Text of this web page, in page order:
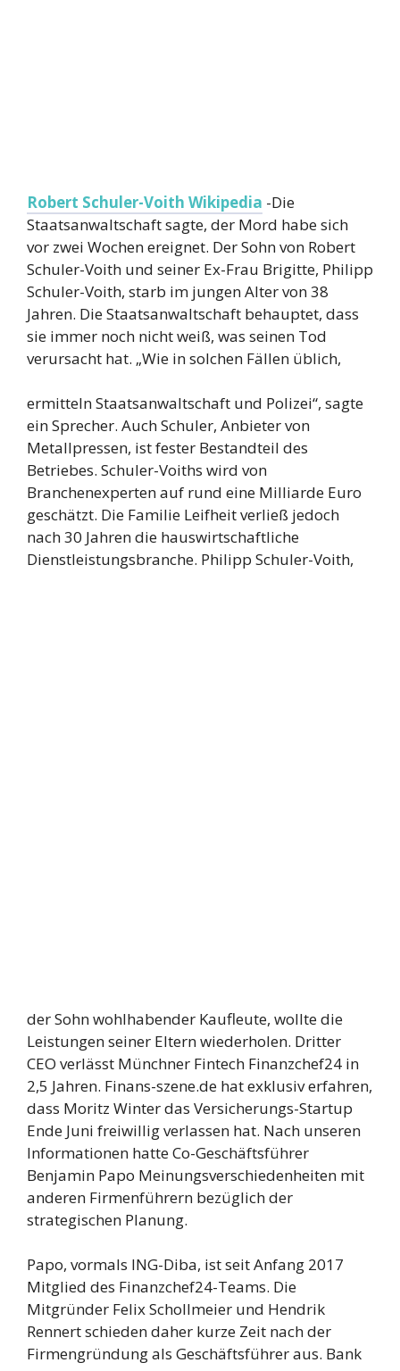
Robert Schuler-Voith Wikipedia -Die
Staatsanwaltschaft sagte, der Mord habe sich
vor zwei Wochen ereignet. Der Sohn von Robert
Schuler-Voith und seiner Ex-Frau Brigitte, Philipp
Schuler-Voith, starb im jungen Alter von 38
Jahren. Die Staatsanwaltschaft behauptet, dass
sie immer noch nicht weiß, was seinen Tod
verursacht hat. „Wie in solchen Fällen üblich,
ermitteln Staatsanwaltschaft und Polizei“, sagte
ein Sprecher. Auch Schuler, Anbieter von
Metallpressen, ist fester Bestandteil des
Betriebes. Schuler-Voiths wird von
Branchenexperten auf rund eine Milliarde Euro
geschätzt. Die Familie Leifheit verließ jedoch
nach 30 Jahren die hauswirtschaftliche
Dienstleistungsbranche. Philipp Schuler-Voith,
der Sohn wohlhabender Kaufleute, wollte die
Leistungen seiner Eltern wiederholen. Dritter
CEO verlässt Münchner Fintech Finanzchef24 in
2,5 Jahren. Finans-szene.de hat exklusiv erfahren,
dass Moritz Winter das Versicherungs-Startup
Ende Juni freiwillig verlassen hat. Nach unseren
Informationen hatte Co-Geschäftsführer
Benjamin Papo Meinungsverschiedenheiten mit
anderen Firmenführern bezüglich der
strategischen Planung.
Papo, vormals ING-Diba, ist seit Anfang 2017
Mitglied des Finanzchef24-Teams. Die
Mitgründer Felix Schollmeier und Hendrik
Rennert schieden daher kurze Zeit nach der
Firmengründung als Geschäftsführer aus. Bank